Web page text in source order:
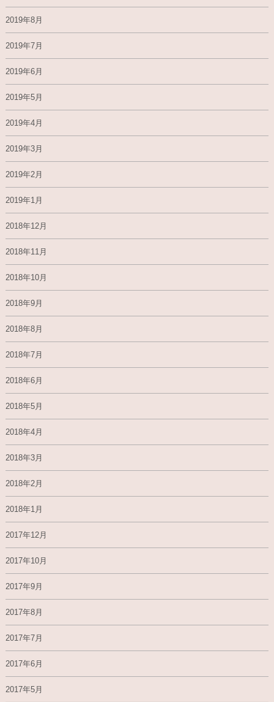
2019年8月
2019年7月
2019年6月
2019年5月
2019年4月
2019年3月
2019年2月
2019年1月
2018年12月
2018年11月
2018年10月
2018年9月
2018年8月
2018年7月
2018年6月
2018年5月
2018年4月
2018年3月
2018年2月
2018年1月
2017年12月
2017年10月
2017年9月
2017年8月
2017年7月
2017年6月
2017年5月